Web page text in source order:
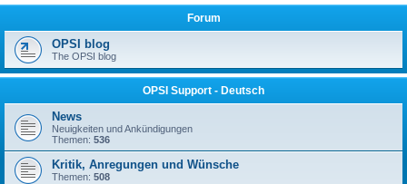
h
Forum
OPSI blog
The OPSI blog
OPSI Support - Deutsch
News
Neuigkeiten und Ankündigungen
Themen: 536
Kritik, Anregungen und Wünsche
Themen: 508